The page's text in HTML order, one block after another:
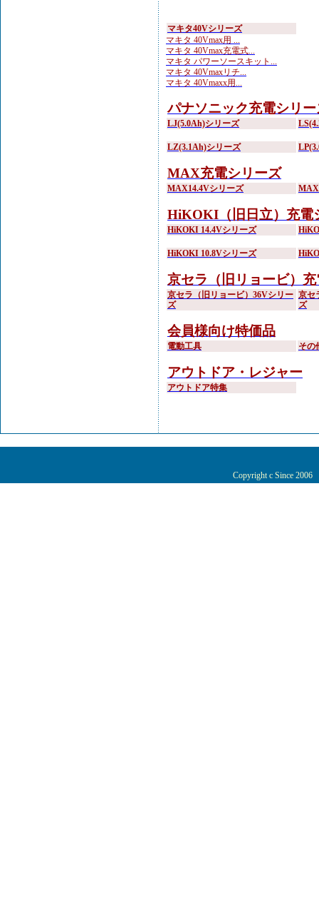
マキタ40Vシリーズ
マキタ 40Vmax用 ...
マキタ 40Vmax充電式...
マキタ パワーソースキット...
マキタ 40Vmaxリチ...
マキタ 40Vmaxx用...
パナソニック充電シリー
LJ(5.0Ah)シリーズ
LZ(3.1Ah)シリーズ
MAX充電シリーズ
MAX14.4Vシリーズ
HiKOKI（旧日立）充電
HiKOKI 14.4Vシリーズ
HiKOKI 10.8Vシリーズ
京セラ（旧リョービ）
京セラ（旧リョービ）36Vシリー
ズ
京セ
ズ
会員様向け特価品
電動工具 その
アウトドア・レジャー
アウトドア特集
Copyright c Since